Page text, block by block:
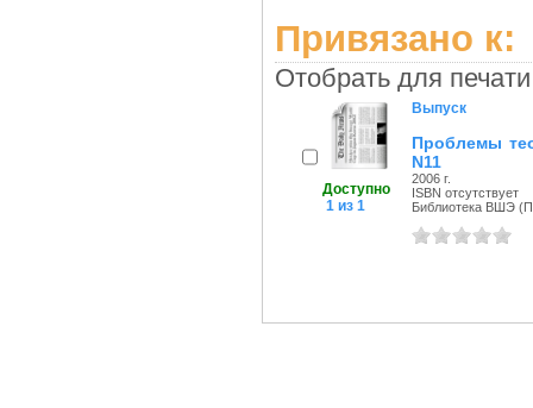
Привязано к:
Отобрать для
Доступно
1 из 1
Выпуск
Проблемы
N11
2006 г.
ISBN отсутствует
Библиотека ВШЭ